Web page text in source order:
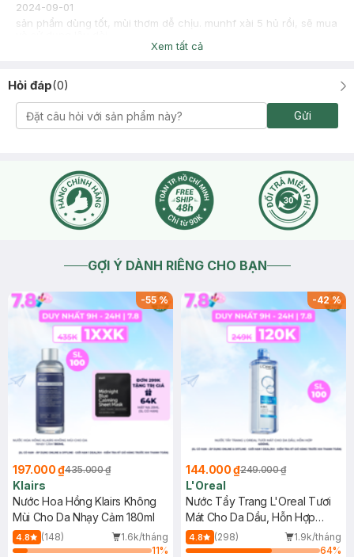
2024-09-01
sản phẩm dùng tốt, mùi thơm dễ chịu. munhf xài 5 hủ rồi, sẽ mua
Xem tất cả
Hỏi đáp(0)
Gửi
GỢI Ý DÀNH RIÊNG CHO BẠN
-55%
197.000 ₫435.000 ₫
Klairs
Nước Hoa Hồng Klairs Không
Mùi Cho Da Nhạy Cảm 180ml
4.8 (148)
1.6k/tháng
11%
-42%
144.000 ₫249.000 ₫
L'Oreal
Nước Tẩy Trang L'Oreal Tươi
Mát Cho Da Dầu, Hỗn Hợp
400ml
4.8 (298)
1.9k/tháng
64%